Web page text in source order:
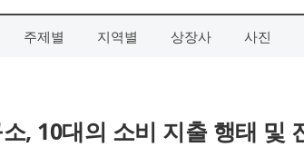
주제별 지역별 상장사 사진
, 10대의 소비 지출 행태 및